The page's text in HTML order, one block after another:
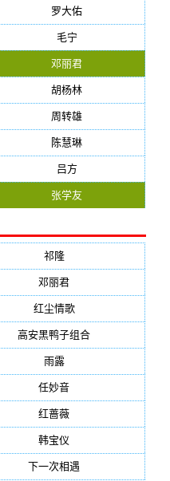
罗大佑
毛宁
邓丽君
胡杨林
周转雄
陈慧琳
吕方
张学友
祁隆(647)
邓丽君
红尘情歌(472)
高安黑鸭子组合
雨露(350)
任妙音
红蔷薇
韩宝仪
下一次相遇